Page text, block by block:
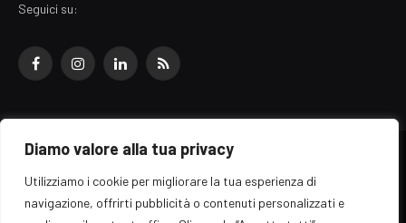
Diamo valore alla tua privacy
Utilizziamo i cookie per migliorare la tua esperienza di
navigazione, offrirti pubblicità o contenuti personalizzati e
Seguici su:
FacebookInstagramLinkedInRSS
© 2026 EZ Rome Designed by ARvis.it
Il portale EZ Rome e' una testata giornalistica di carattere generalista
registrata al tribunale di Roma - Numero 389/2008